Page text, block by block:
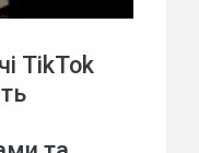
TikTok